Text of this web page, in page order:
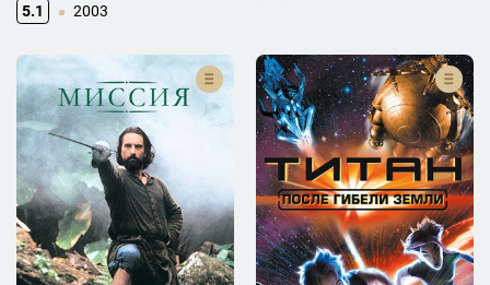
5.1 2003